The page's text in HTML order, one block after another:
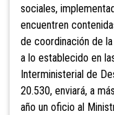
sociales,
encuentren
de coordinación de
a lo establecido en
Interministerial de
20.530, enviará, a
año un oficio al